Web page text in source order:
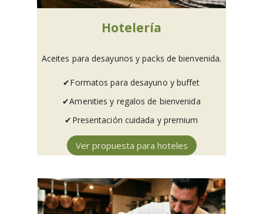
Hotelería
Aceites para desayunos y packs de bienvenida.
✔︎Formatos para desayuno y buffet
✔︎Amenities y regalos de bienvenida
✔︎Presentación cuidada y premium
Ver propuesta para hoteles